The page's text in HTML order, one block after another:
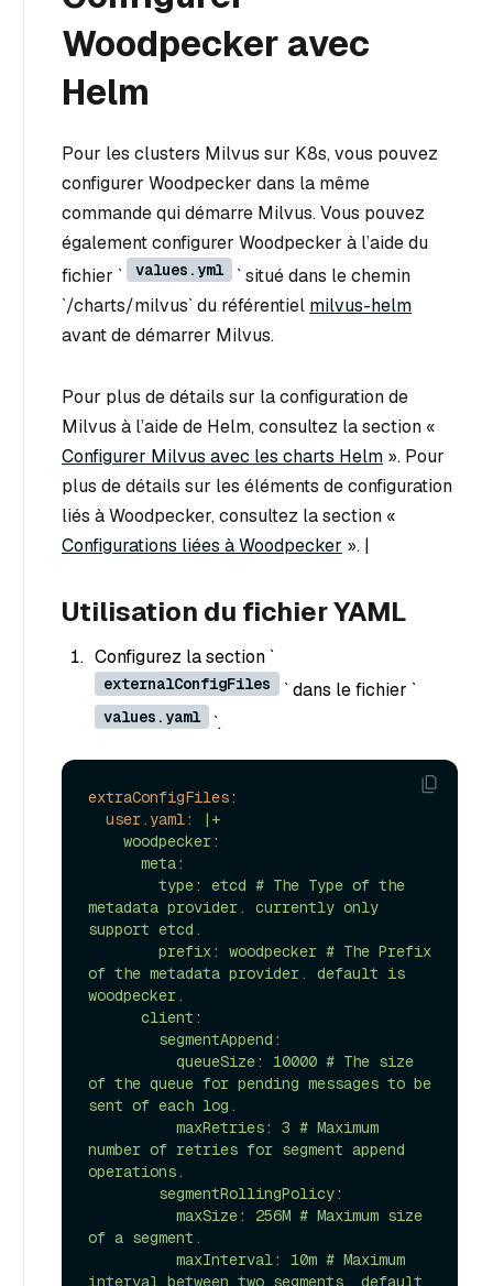
Woodpecker avec
Helm
Pour les clusters Milvus sur K8s, vous pouvez
configurer Woodpecker dans la même
commande qui démarre Milvus. Vous pouvez
également configurer Woodpecker à l’aide du
fichier `
values.yml
` situé dans le chemin
`/charts/milvus` du référentiel milvus-helm
avant de démarrer Milvus.
Pour plus de détails sur la configuration de
Milvus à l’aide de Helm, consultez la section «
Configurer Milvus avec les charts Helm ». Pour
plus de détails sur les éléments de configuration
liés à Woodpecker, consultez la section «
Configurations liées à Woodpecker ». |
Utilisation du fichier YAML
Configurez la section `
externalConfigFiles ` dans le fichier `
values.yaml `.
extraConfigFiles:
user.yaml:
|+
metadata provider. currently only
support etcd.
of the metadata provider. default is
woodpecker.
of the queue for pending messages to be
sent of each log.
number of retries for segment append
operations.
of a segment.
interval between two segments, default